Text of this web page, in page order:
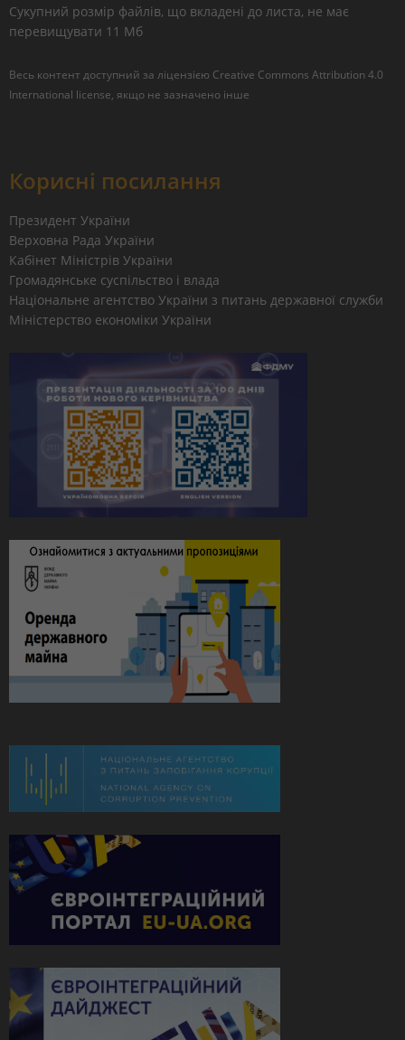
Сукупний розмір файлів, що вкладені до листа, не має
перевищувати 11 Мб
Весь контент доступний за ліцензією Creative Commons Attribution 4.0
International license, якщо не зазначено інше
Корисні посилання
Президент України
Верховна Рада України
Кабінет Міністрів України
Громадянське суспільство і влада
Національне агентство України з питань державної служби
Міністерство економіки України